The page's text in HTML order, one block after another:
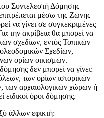
Συντελεστή Δόμησης
μέσω της Ζώνης
να γίνει σε συγκεκριμένες
την ακρίβεια θα μπορεί να
σχεδίων, εντός Τοπικών
Σχεδίων,
ορίων οικισμών.
δεν μπορεί να γίνει:
των ορίων ιστορικών
των αρχαιολογικών χώρων ή
ειδικοί όροι δόμησης.
άλλων εφικτή: